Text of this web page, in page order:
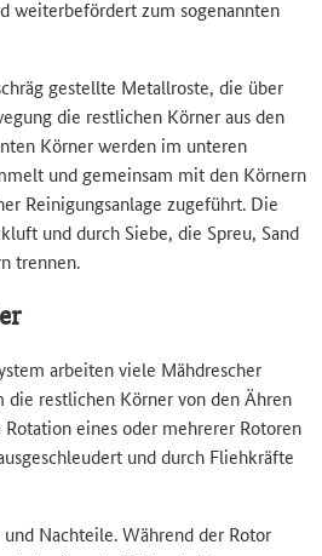
weiterbefördert zum sogenannten
gestellte Metallroste, die über
die restlichen Körner aus den
Körner werden im unteren
und gemeinsam mit den Körnern
Reinigungsanlage zugeführt. Die
und durch Siebe, die Spreu, Sand
trennen.
arbeiten viele Mähdrescher
restlichen Körner von den Ähren
eines oder mehrerer Rotoren
und durch Fliehkräfte
Nachteile. Während der Rotor